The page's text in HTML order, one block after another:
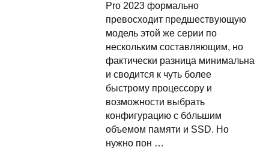
Pro 2023 формально
превосходит предшествующую
модель этой же серии по
нескольким составляющим, но
фактически разница минимальна
и сводится к чуть более
быстрому процессору и
возможности выбрать
конфигурацию с бо́льшим
объемом памяти и SSD. Но
нужно пон …